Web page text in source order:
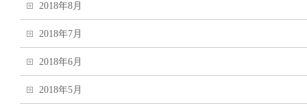
2018年8月
2018年7月
2018年6月
2018年5月